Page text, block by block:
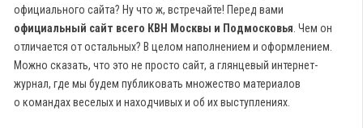
официального сайта? Ну что ж, встречайте! Перед вами
официальный сайт всего КВН Москвы и Подмосковья . Чем он
отличается от остальных? В целом наполнением и оформлением.
Можно сказать, что это не просто сайт, а глянцевый интернет-
журнал, где мы будем публиковать множество материалов
о командах веселых и находчивых и об их выступлениях.